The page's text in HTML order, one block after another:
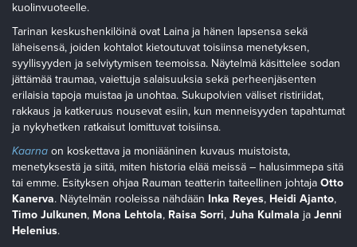
kuolinvuoteelle.
Tarinan keskushenkilöinä ovat Laina ja hänen lapsensa sekä
läheisensä, joiden kohtalot kietoutuvat toisiinsa menetyksen,
syyllisyyden ja selviytymisen teemoissa. Näytelmä käsittelee sodan
jättämää traumaa, vaiettuja salaisuuksia sekä perheenjäsenten
erilaisia tapoja muistaa ja unohtaa. Sukupolvien väliset ristiriidat,
rakkaus ja katkeruus nousevat esiin, kun menneisyyden tapahtumat
ja nykyhetken ratkaisut lomittuvat toisiinsa.
Kaarna on koskettava ja moniääninen kuvaus muistoista,
menetyksestä ja siitä, miten historia elää meissä – halusimmepa sitä
tai emme. Esityksen ohjaa Rauman teatterin taiteellinen johtaja Otto
Kanerva. Näytelmän rooleissa nähdään Inka Reyes, Heidi Ajanto,
Timo Julkunen, Mona Lehtola, Raisa Sorri, Juha Kulmala ja Jenni
Helenius.